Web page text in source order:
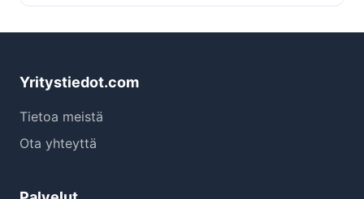
Yritystiedot.com
Tietoa meistä
Ota yhteyttä